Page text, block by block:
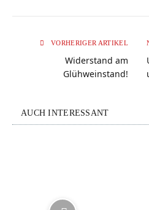
VORHERIGER ARTIKEL
Widerstand am
Glühweinstand!
AUCH INTERESSANT